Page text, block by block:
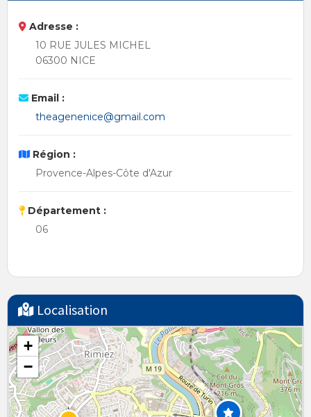
Adresse :
10 RUE JULES MICHEL
06300 NICE
Email :
theagenenice@gmail.com
Région :
Provence-Alpes-Côte d'Azur
Département :
06
Localisation
+
−